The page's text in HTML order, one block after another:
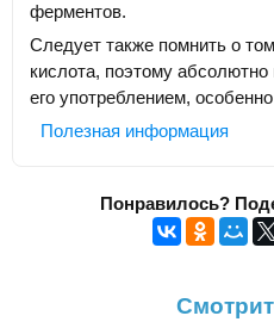
ферментов.
Следует также помнить о
кислота, поэтому
его употреблением,
Полезная информация
Понравилось?